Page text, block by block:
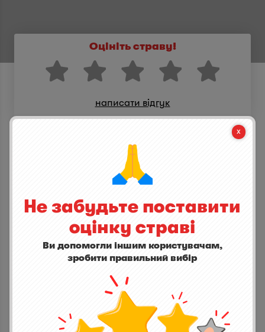
Оцініть страву!
написати відгук
Поділися стравою з друзями

СТАНЬ ПЕРШИМ ХТО ДОДАСТЬ ВІДГУК
написати відгук
Не забудьте поставити
оцінку страві
Ви допомогли іншим користувачам,
зробити правильний вибір